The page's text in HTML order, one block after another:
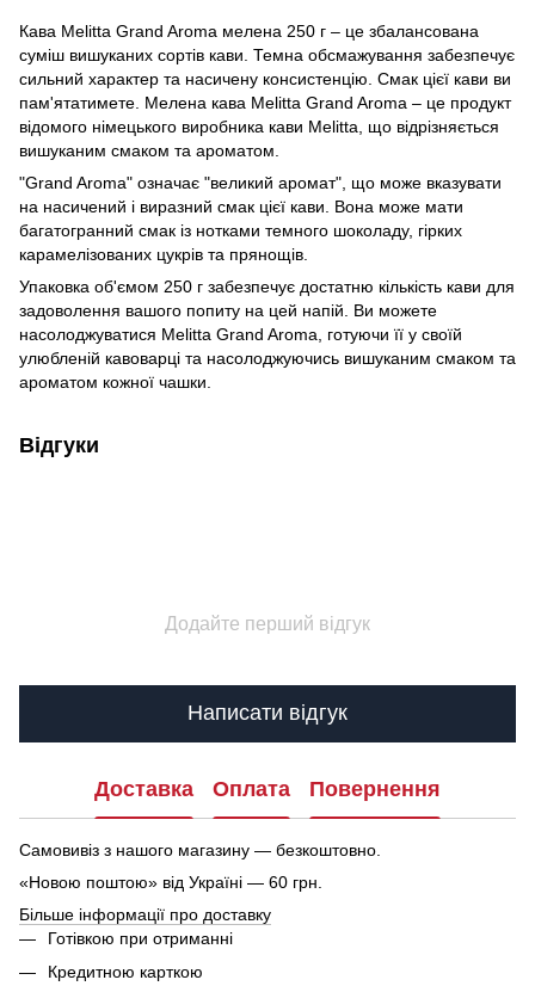
Кава Melitta Grand Aroma мелена 250 г – це збалансована
суміш вишуканих сортів кави. Темна обсмажування забезпечує
сильний характер та насичену консистенцію. Смак цієї кави ви
пам'ятатимете. Мелена кава Melitta Grand Aroma – це продукт
відомого німецького виробника кави Melitta, що відрізняється
вишуканим смаком та ароматом.
"Grand Aroma" означає "великий аромат", що може вказувати
на насичений і виразний смак цієї кави. Вона може мати
багатогранний смак із нотками темного шоколаду, гірких
карамелізованих цукрів та прянощів.
Упаковка об'ємом 250 г забезпечує достатню кількість кави для
задоволення вашого попиту на цей напій. Ви можете
насолоджуватися Melitta Grand Aroma, готуючи її у своїй
улюбленій кавоварці та насолоджуючись вишуканим смаком та
ароматом кожної чашки.
Відгуки
Додайте перший відгук
Написати відгук
Доставка Оплата Повернення
Самовивіз з нашого магазину — безкоштовно.
«Новою поштою» від Україні — 60 грн.
Більше інформації про доставку
Готівкою при отриманні
Кредитною карткою